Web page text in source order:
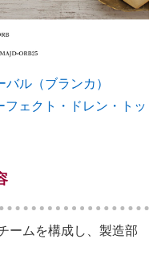
ル（ブランカ）
ェクト・ドレン・トッ
ームを構成し、製造部